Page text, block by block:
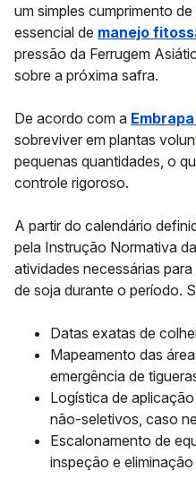
um simples cumprimento
essencial de manejo
pressão da Ferrugem
sobre a próxima safra.
De acordo com a
sobreviver em plantas
pequenas quantidades, o
controle rigoroso.
A partir do calendário
pela Instrução Normativa
atividades necessárias
de soja durante o período.
Datas exatas de
Mapeamento das
emergência de
Logística de
não-seletivos, caso
Escalonamento de
inspeção e